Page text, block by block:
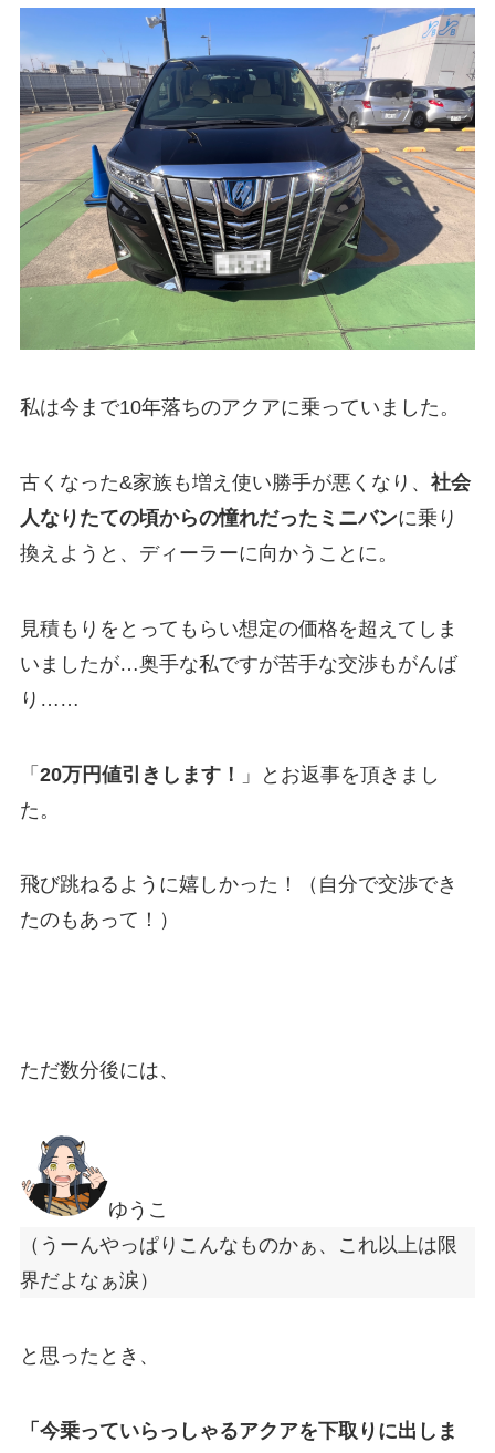
私は今まで10年落ちのアクアに乗っていました。
古くなった&家族も増え使い勝手が悪くなり、 社会
人なりたての頃からの憧れだったミニバンに乗り
換えようと、ディーラーに向かうことに。
見積もりをとってもらい想定の価格を超えてしま
いましたが…奥手な私ですが苦手な交渉もがんば
り……
「 20万円値引きします！
」とお返事を頂きまし
た。
飛び跳ねるように嬉しかった！（自分で交渉でき
たのもあって！）
ただ数分後には、
ゆうこ
（うーんやっぱりこんなものかぁ、これ以上は限
界だよなぁ涙）
と思ったとき、
「今乗っていらっしゃるアクアを下取りに出しま